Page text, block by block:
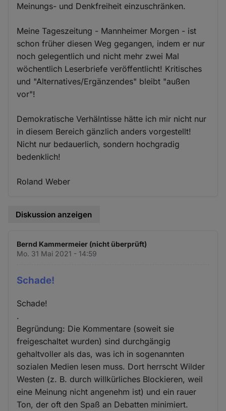
Meinungs- und Denkfreiheit einzuschränken.
Meine Tageszeitung - Mannheimer Morgen - ist
schon früher diesen Weg gegangen, indem er nur
noch gelegentlich und nicht mehr zwei Mal
wöchentlich Leserbriefe veröffentlicht! Kritisches
und "Alternatives/Ergänzendes" bleibt "außen
vor"!
Demokratische Verhälntisse hätte ich mir nicht nur
in diesem Bereich gänzlich anders vorgestellt!
Nicht nur bedauerlich, sondern hochgradig
bedenklich!
Roland Weber
Diskussion anzeigen
Bernd Kammermeier (nicht überprüft)
Mo. 31 Mai 2021 - 14:59
Schade!
Schade!
.
Begründung: Die Kommentare (soweit sie
freigeschaltet wurden) sind durchgängig
gehaltvoller als das, was ich in sogenannten
sozialen Medien lesen muss. Dort herrscht Wilder
Westen (z. B. durch willkürliches Blockieren, weil
eine Meinung nicht angenehm ist) und ein rauer
Ton, der oft den Spaß an Debatten minimiert.